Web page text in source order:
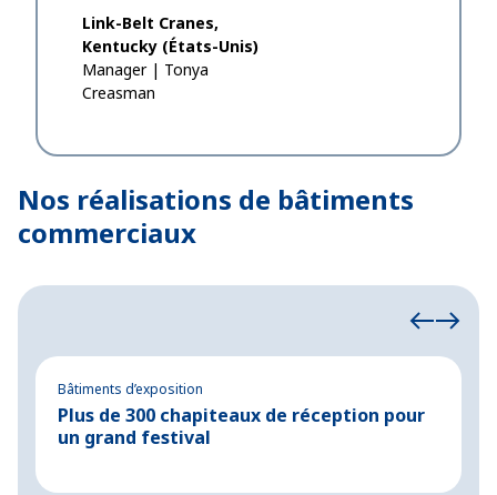
Link-Belt Cranes,
Kentucky (États-Unis)
Manager| Tonya
Creasman
Nos réalisations de bâtiments
commerciaux
Bâtiments d’exposition
Plus de 300 chapiteaux de réception pour
un grand festival